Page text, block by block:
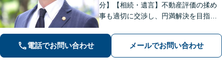
分】【相続・遺言】不動産評価の揉め
事も適切に交渉し、円満解決を目指し
ださい。【不動産・住まい】立ち退き
依頼には解除事由を見極め、依頼者の
有利な条件での合意へ【休日相談可】
電話でお問い合わせ メールでお問い合わせ